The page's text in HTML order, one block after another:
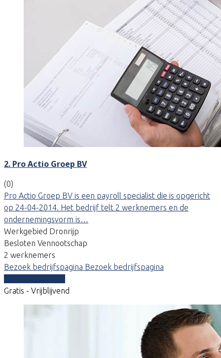
2. Pro Actio Groep BV
(0)
Pro Actio Groep BV is een payroll specialist die is opgericht
op 24-04-2014. Het bedrijf telt 2 werknemers en de
ondernemingsvorm is…
Werkgebied Dronrijp
Besloten Vennootschap
2 werknemers
Bezoek bedrijfspagina Bezoek bedrijfspagina
Gratis - Vrijblijvend